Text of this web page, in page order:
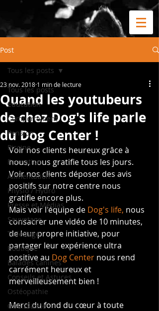
Post
Tous les posts
Education
Comportement
Pension
Piscine
Formation
Alimentation
Physio / Hydro
Presse et Médias
Sauvetage
Toilettage
Boutique
Balades canines
Conseils et Astuces
Ostéopathie
Obéissance
Tous les posts
Quand les youtubeurs
de chez Dog's life parle
du Dog Center !
23 nov. 2018 1 min de lecture
Voir nos clients heureux grâce à
nous, nous gratifie tous les jours.
Voir nos clients déposer des avis
positifs sur notre centre nous
gratifie encore plus.
Mais voir l'équipe de Dog's life, nous
consacrer une vidéo de 10 minutes,
de leur propre initiative, pour
partager leur expérience ultra
positive au Dog Center nous rend
carrément heureux et
merveilleusement bien !
Merci du fond du cœur à toute